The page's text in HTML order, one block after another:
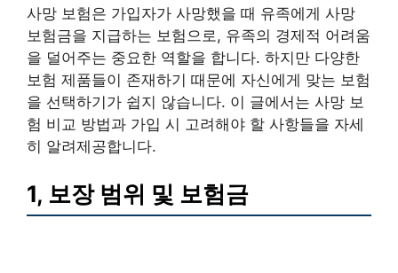
사망 보험은 가입자가 사망했을 때 유족에게 사망
보험금을 지급하는 보험으로, 유족의 경제적 어려움
을 덜어주는 중요한 역할을 합니다. 하지만 다양한
보험 제품들이 존재하기 때문에 자신에게 맞는 보험
을 선택하기가 쉽지 않습니다. 이 글에서는 사망 보
험 비교 방법과 가입 시 고려해야 할 사항들을 자세
히 알려제공합니다.
1, 보장 범위 및 보험금